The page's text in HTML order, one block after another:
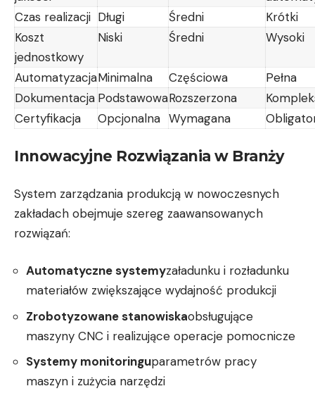
Czas realizacji Długi Średni
Krótki
Koszt
jednostkowy
Niski Średni Wysoki
AutomatyzacjaMinimalna Częściowa
Pełna
Dokumentacja PodstawowaRozszerzona
Certyfikacja
Opcjonalna Wymagana
Innowacyjne Rozwiązania w Branży
System zarządzania produkcją w nowoczesnych
zakładach obejmuje szereg zaawansowanych
rozwiązań:
Automatyczne systemyzaładunku i rozładunku
materiałów zwiększające wydajność produkcji
Zrobotyzowane stanowiskaobsługujące
maszyny CNC i realizujące operacje pomocnicze
Systemy monitoringuparametrów pracy
maszyn i zużycia narzędzi